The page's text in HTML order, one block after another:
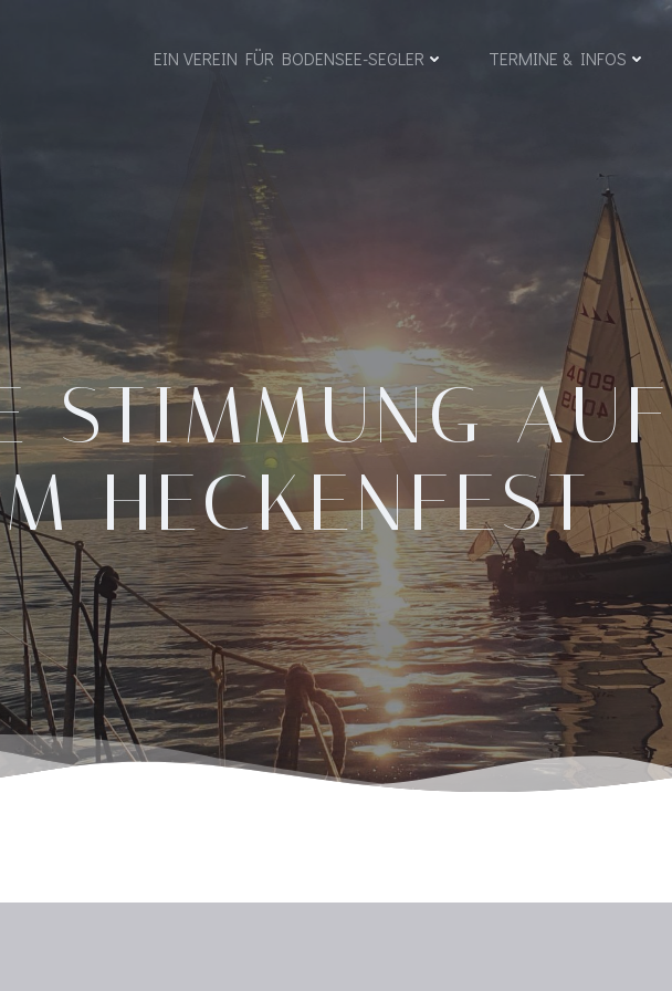
EIN VEREIN FÜR BODENSEE-SEGLER TERMINE & INFOS
STIMMUNG AUF
HECKENFEST